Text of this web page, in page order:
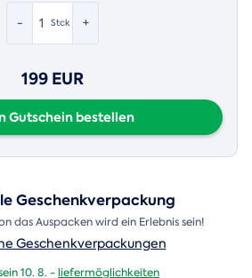
- +
Stck
199 EUR
Gutschein bestellen
Geschenkverpackung
das Auspacken wird ein Erlebnis sein!
Geschenkverpackungen
10. 8. -liefermöglichkeiten